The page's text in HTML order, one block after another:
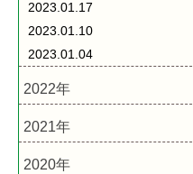
2023.01.17
2023.01.10
2023.01.04
2022年
2021年
2020年